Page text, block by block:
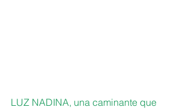
LUZ NADINA, una caminante que